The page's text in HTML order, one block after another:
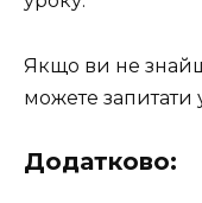
Якщо ви не
можете запитати
Додатково: